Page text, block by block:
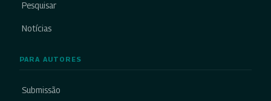
Pesquisar
Notícias
PARA AUTORES
Submissão